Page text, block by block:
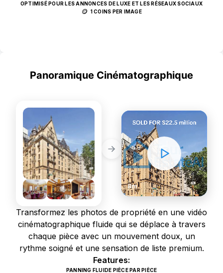
OPTIMISÉ POUR LES ANNONCES DE LUXE ET LES RÉSEAUX SOCIAUX
🪙 1 COINS PER IMAGE
Panoramique Cinématographique
8m
Transformez les photos de propriété en une vidéo
cinématographique fluide qui se déplace à travers
chaque pièce avec un mouvement doux, un
rythme soigné et une sensation de liste premium.
Features:
PANNING FLUIDE PIÈCE PAR PIÈCE